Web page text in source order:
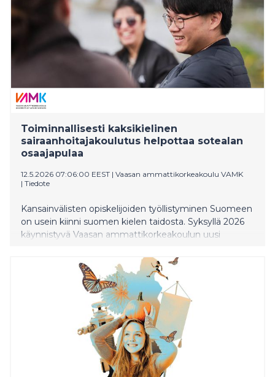
Toiminnallisesti kaksikielinen
sairaanhoitajakoulutus helpottaa sotealan
osaajapulaa
12.5.2026 07:06:00 EEST | Vaasan ammattikorkeakoulu VAMK
| Tiedote
Kansainvälisten opiskelijoiden työllistyminen Suomeen
on usein kiinni suomen kielen taidosta. Syksyllä 2026
käynnistyvä Vaasan ammattikorkeakoulun uusi
(TOKASA) panostaa kielen oppimiseen heti opintojen
alusta yhdistäen sen tiiviisti ammattiosaamiseen.